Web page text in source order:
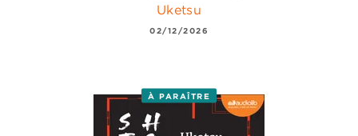
Uketsu
02/12/2026
À PARAÎTRE